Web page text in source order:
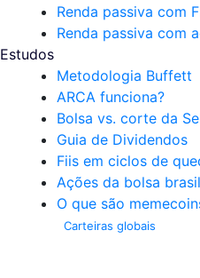
Renda passiva com
Renda passiva com
Estudos
Metodologia Buffett
ARCA funciona?
Bolsa vs. corte da
Guia de Dividendos
Fiis em ciclos de
Ações da bolsa
O que são
Carteiras globais